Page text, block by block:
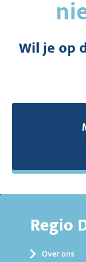
Wil je op
Regio
Over ons